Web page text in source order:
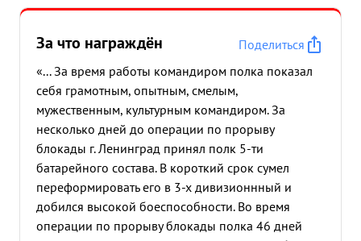
За что награждён
Поделиться
«... За время работы командиром полка показал
себя грамотным, опытным, смелым,
мужественным, культурным командиром. За
несколько дней до операции по прорыву
блокады г. Ленинград принял полк 5-ти
батарейного состава. В короткий срок сумел
переформировать его в 3-х дивизионнный и
добился высокой боеспособности. Во время
операции по прорыву блокады полка 46 дней